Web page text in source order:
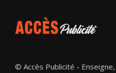
© Accès Publicité -